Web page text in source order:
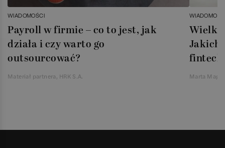
WIADOMOŚCI
Payroll w firmie – co to jest, jak
działa i czy warto go
outsourcować?
Materiał partnera, HRK S.A.
Jakich
Marta